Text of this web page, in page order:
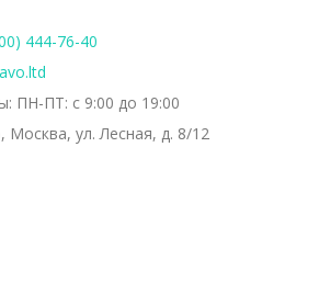
444-76-40
ПН-ПТ: с 9:00 до 19:00
Москва, ул. Лесная, д. 8/12